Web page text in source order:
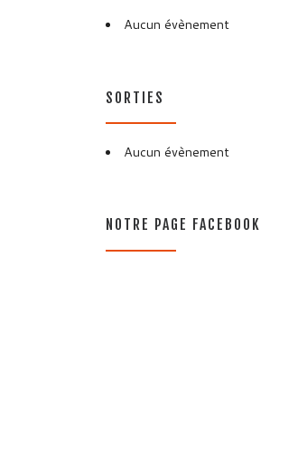
Aucun évènement
SORTIES
Aucun évènement
NOTRE PAGE FACEBOOK